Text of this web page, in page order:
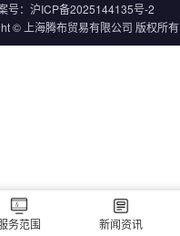
号： 沪ICP备2025144135号-2
© 上海腾布贸易有限公司 版权所有
务范围 新闻资讯